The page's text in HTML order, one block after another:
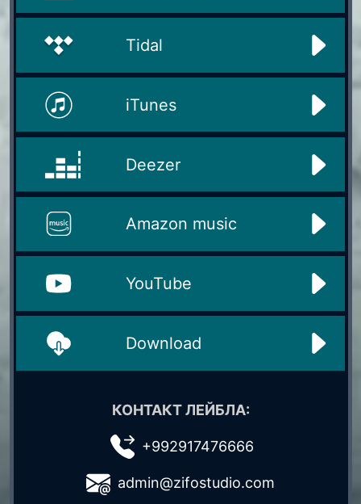
Tidal
iTunes
Deezer
Amazon music
YouTube
Download
КОНТАКТ ЛЕЙБЛА:
+992917476666
admin@zifostudio.com